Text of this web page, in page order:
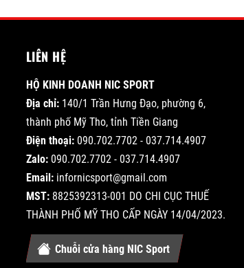
LIÊN HỆ
HỘ KINH DOANH NIC SPORT
Địa chỉ: 140/1 Trần Hưng Đạo, phường 6,
thành phố Mỹ Tho, tỉnh Tiền Giang
Điện thoại: 090.702.7702 - 037.714.4907
Zalo: 090.702.7702 - 037.714.4907
Email: infornicsport@gmail.com
MST: 8825392313-001 DO CHI CỤC THUẾ
THÀNH PHỐ MỸ THO CẤP NGÀY 14/04/2023.
Chuỗi cửa hàng NIC Sport